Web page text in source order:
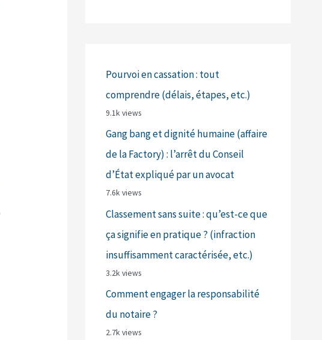
Pourvoi en cassation : tout
comprendre (délais, étapes, etc.)
9.1k views
Gang bang et dignité humaine (affaire
de la Factory) : l’arrêt du Conseil
d’État expliqué par un avocat
7.6k views
Classement sans suite : qu’est-ce que
ça signifie en pratique ? (infraction
insuffisamment caractérisée, etc.)
3.2k views
Comment engager la responsabilité
du notaire ?
2.7k views